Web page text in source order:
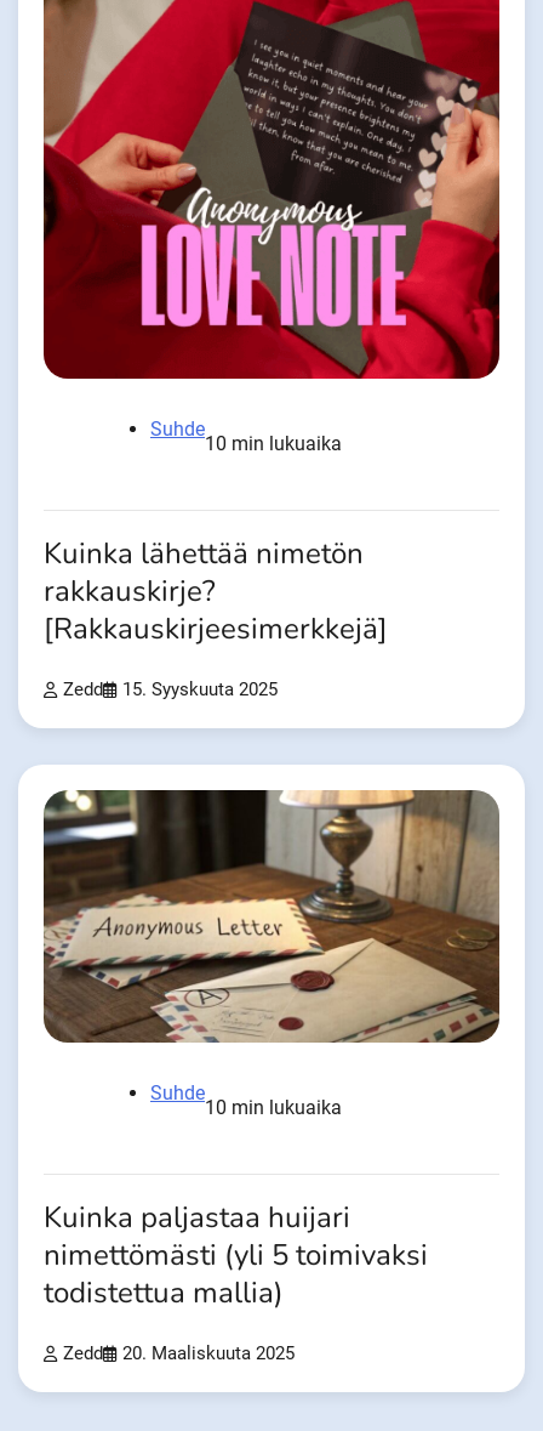
Suhde
10 min lukuaika
Kuinka lähettää nimetön
rakkauskirje?
[Rakkauskirjeesimerkkejä]
Zedd 15. Syyskuuta 2025
Suhde
10 min lukuaika
Kuinka paljastaa huijari
nimettömästi (yli 5 toimivaksi
todistettua mallia)
Zedd 20. Maaliskuuta 2025